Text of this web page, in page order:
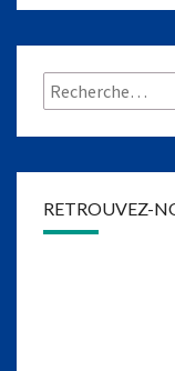
Rechercher :
RETROUVEZ-